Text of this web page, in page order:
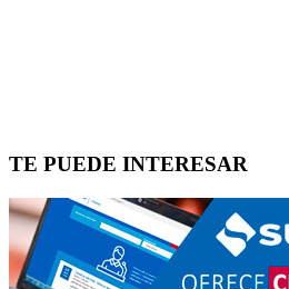
TE PUEDE INTERESAR